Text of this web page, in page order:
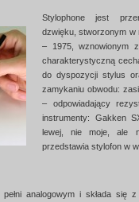
Stylophone jest
dzwięku, stworzonym w
– 1975, wznowionym
charakterystyczną
do dyspozycji stylus
zamykaniu obwodu:
– odpowiadający
instrumenty: Gakken
lewej, nie moje, ale
przedstawia stylofon w
analogowym i składa się